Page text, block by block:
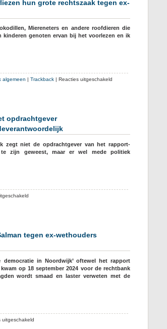
risicoanalyse
hun grote rechtszaak tegen ex-
Miereneters en andere roofdieren die
kinderen genoten ervan bij het voorlezen en ik
algemeen Trackback Reacties uitgeschakeld
grote
in
opdrachtgever
zegt niet de opdrachtgever van het rapport-
te zijn geweest, maar er wel mede politiek
niet
wel
medeverantwoordelijk
tegen ex-wethouders
in Noordwijk’ oftewel het rapport
op 18 september 2024 voor de rechtbank
wordt smaad en laster verweten met de
uitgeschakeld